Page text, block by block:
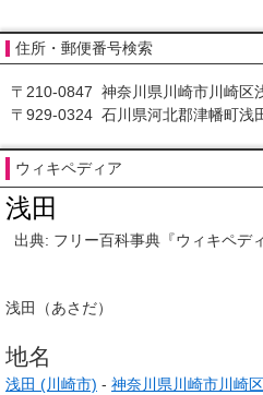
住所・郵便番号検索
〒210-0847 神奈川県川崎市川崎区
〒929-0324 石川県河北郡津幡町浅
ウィキペディア
浅田
出典: フリー百科事典『ウィキペデ
浅田 （あさだ）
地名
浅田 (川崎市) - 神奈川県川崎市川崎区